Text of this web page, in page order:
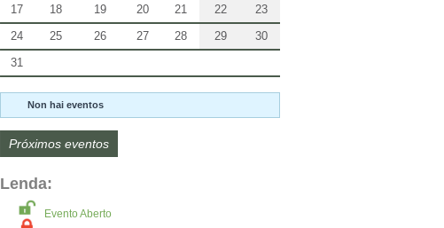
17
18 19 20 21 22
23
24
25 26 27 28 29
30
31
Non hai eventos
Próximos eventos
Lenda:
Evento Aberto